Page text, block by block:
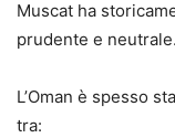
Muscat ha
prudente e neutrale.
L’Oman è spesso
tra: